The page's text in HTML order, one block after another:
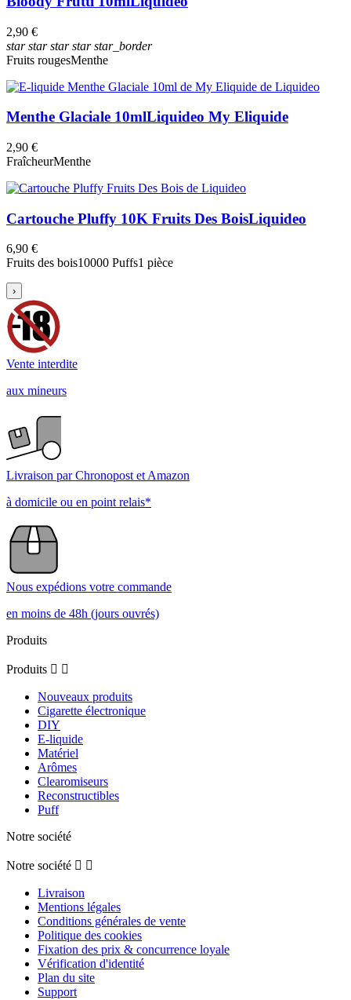
2,90 €
starstarstarstarstar_border
Fruits rougesMenthe
Menthe Glaciale 10mlLiquideo My Eliquide
2,90 €
FraîcheurMenthe
Cartouche Pluffy 10K Fruits Des BoisLiquideo
6,90 €
Fruits des bois10000 Puffs1 pièce
›
Vente interdite
aux mineurs
Livraison par Chronopost et Amazon
à domicile ou en point relais*
Nous expédions votre commande
en moins de 48h (jours ouvrés)
Produits
Produits  
Nouveaux produits
Cigarette électronique
DIY
E-liquide
Matériel
Arômes
Clearomiseurs
Reconstructibles
Puff
Notre société
Notre société  
Livraison
Mentions légales
Conditions générales de vente
Politique des cookies
Fixation des prix & concurrence loyale
Vérification d'identité
Plan du site
Support